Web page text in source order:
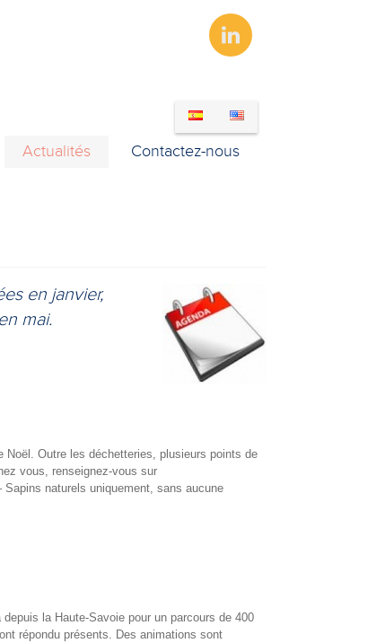
Actualités Contactez-nous
janvier,
Outre les déchetteries, plusieurs points de
vous, renseignez-vous sur
Sapins naturels uniquement, sans aucune
la Haute-Savoie pour un parcours de 400
répondu présents. Des animations sont